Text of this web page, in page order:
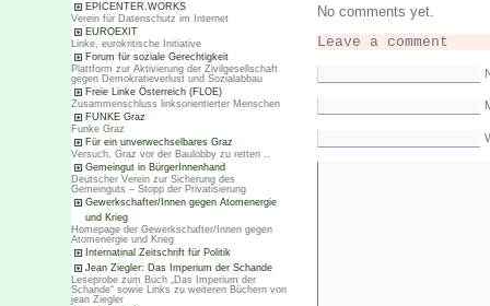
EPICENTER.WORKS
Verein für Datenschutz im Internet
EUROEXIT
Linke, eurokritische Initiative
Forum für soziale Gerechtigkeit
Plattform zur Aktivierung der Zivilgesellschaft
gegen Demokratieverlust und Sozialabbau
Freie Linke Österreich (FLOE)
Zusammenschluss linksorientierter Menschen
FUNKE Graz
Funke Graz
Für ein unverwechselbares Graz
Versuch, Graz vor der Baulobby zu retten ..
Gemeingut in BürgerInnenhand
Deutscher Verein zur Sicherung des
Gemeinguts – Stopp der Privatisierung
Gewerkschafter/Innen gegen Atomenergie
und Krieg
Homepage der Gewerkschafter/Innen gegen
Atomenergie und Krieg
Internatinal Zeitschrift für Politik
Jean Ziegler: Das Imperium der Schande
Leseprobe zum Buch „Das Imperium der
Schande“ sowie Links zu weiteren Büchern von
jean Ziegler
No comments yet.
Leave a comment